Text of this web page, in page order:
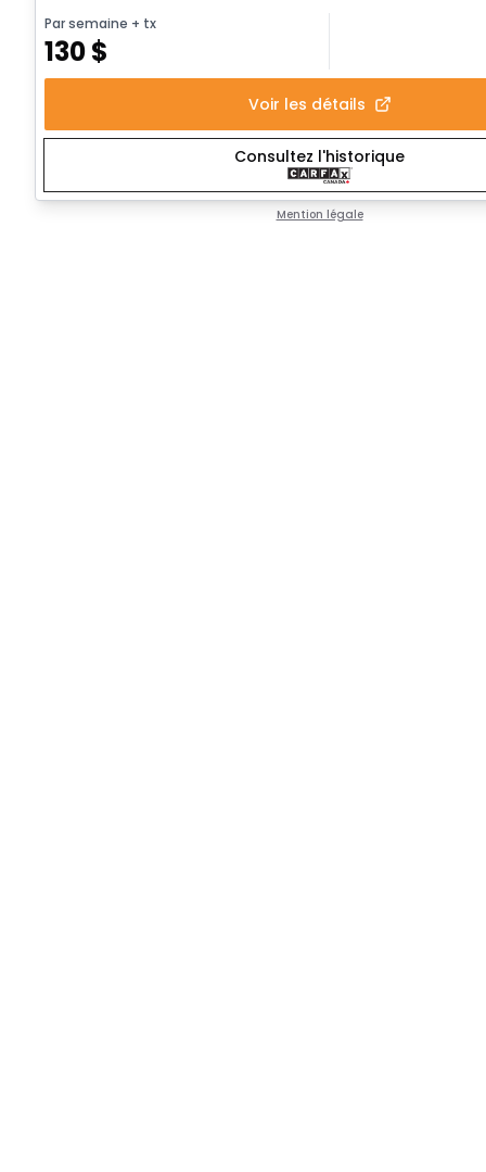
Par semaine + tx
130$
Voir les détails
Consultez l'historique
Mention légale